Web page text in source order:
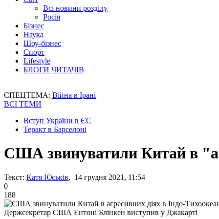
Всі новини розділу
Росія
Бізнес
Наука
Шоу-бізнес
Спорт
Lifestyle
БЛОГИ ЧИТАЧІВ
СПЕЦТЕМА: Війна в Ірані
ВСІ ТЕМИ
Вступ України в ЄС
Теракт в Барселоні
США звинуватили Китай в
Текст: Катя Юськів, 14 грудня 2021, 11:54
0
188
Держсекретар США Ентоні Блінкен виступив у Джакарті